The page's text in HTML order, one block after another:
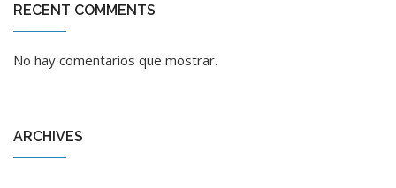
RECENT COMMENTS
No hay comentarios que mostrar.
ARCHIVES